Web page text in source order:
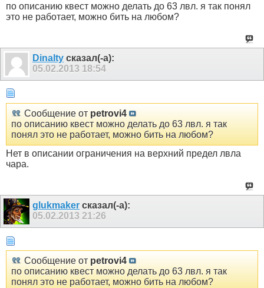
по описанию квест можно делать до 63 лвл. я так понял
это не работает, можно бить на любом?
Dinalty сказал(-а):
05.02.2013 18:54
Сообщение от petrovi4
по описанию квест можно делать до 63 лвл. я так
понял это не работает, можно бить на любом?
Нет в описании ограничения на верхний предел лвла
чара.
glukmaker сказал(-а):
05.02.2013 21:26
Сообщение от petrovi4
по описанию квест можно делать до 63 лвл. я так
понял это не работает, можно бить на любом?